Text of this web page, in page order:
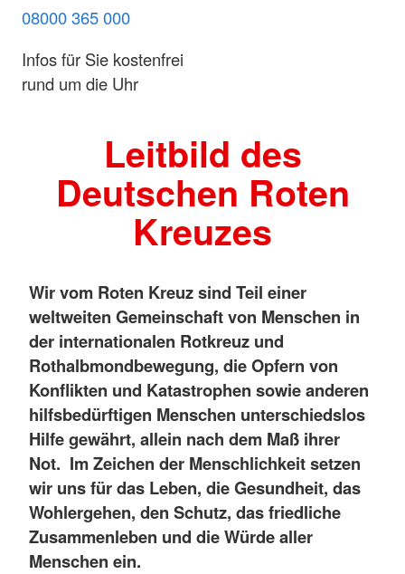
08000 365 000
Infos für Sie kostenfrei
rund um die Uhr
Leitbild des
Deutschen Roten
Kreuzes
Wir vom Roten Kreuz sind Teil einer
weltweiten Gemeinschaft von Menschen in
der internationalen Rotkreuz und
Rothalbmondbewegung, die Opfern von
Konflikten und Katastrophen sowie anderen
hilfsbedürftigen Menschen unterschiedslos
Hilfe gewährt, allein nach dem Maß ihrer
Not. Im Zeichen der Menschlichkeit setzen
wir uns für das Leben, die Gesundheit, das
Wohlergehen, den Schutz, das friedliche
Zusammenleben und die Würde aller
Menschen ein.